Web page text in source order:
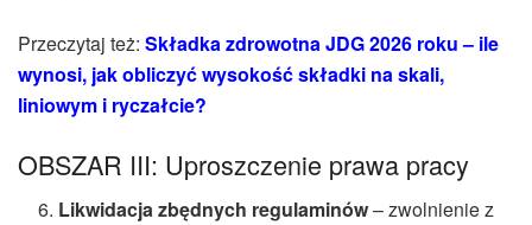
Przeczytaj też: Składka zdrowotna JDG 2026 roku – ile
wynosi, jak obliczyć wysokość składki na skali,
liniowym i ryczałcie?
OBSZAR III: Uproszczenie prawa pracy
Likwidacja zbędnych regulaminów– zwolnienie z